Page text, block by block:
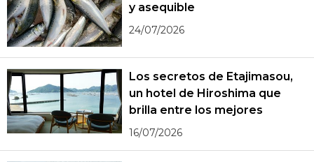
y asequible
24/07/2026
Los secretos de Etajimasou,
un hotel de Hiroshima que
brilla entre los mejores
16/07/2026